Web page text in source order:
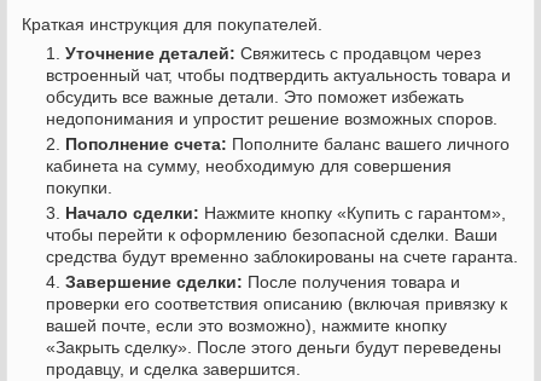
Краткая инструкция для покупателей.
Уточнение деталей: Свяжитесь с продавцом через
встроенный чат, чтобы подтвердить актуальность товара и
обсудить все важные детали. Это поможет избежать
недопонимания и упростит решение возможных споров.
Пополнение счета: Пополните баланс вашего личного
кабинета на сумму, необходимую для совершения
покупки.
Начало сделки: Нажмите кнопку «Купить с гарантом»,
чтобы перейти к оформлению безопасной сделки. Ваши
средства будут временно заблокированы на счете гаранта.
Завершение сделки: После получения товара и
проверки его соответствия описанию (включая привязку к
вашей почте, если это возможно), нажмите кнопку
«Закрыть сделку». После этого деньги будут переведены
продавцу, и сделка завершится.